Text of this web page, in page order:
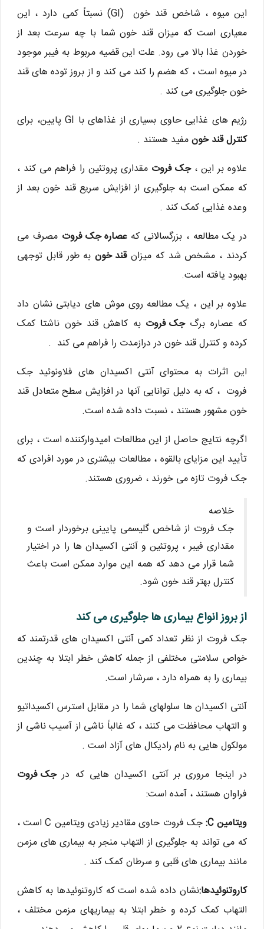
این میوه ، شاخص قند خون (GI) نسبتاً کمی دارد ، این
معیاری است که میزان قند خون شما با چه سرعت بعد از
خوردن غذا بالا می رود. علت این قضیه مربوط به فیبر موجود
در میوه است ، که هضم را کند می کند و از بروز توده های قند
خون جلوگیری می کند .
رژیم های غذایی حاوی بسیاری از غذاهای با GI پایین، برای
کنترل قند خونمفید هستند .
علاوه بر این ،جک فروت مقداری پروتئین را فراهم می کند ،
که ممکن است به جلوگیری از افزایش سریع قند خون بعد از
وعده غذایی کمک کند .
در یک مطالعه ، بزرگسالانی کهعصاره جک فروت مصرف می
کردند ، مشخص شد که میزانقند خونبه طور قابل توجهی
بهبود یافته است.
علاوه بر این ، یک مطالعه روی موش های دیابتی نشان داد
که عصاره برگجک فروت به کاهش قند خون ناشتا کمک
کرده و کنترل قند خون در درازمدت را فراهم می کند .
این اثرات به محتوای آنتی اکسیدان های فلاونوئید جک
فروت ، که به دلیل توانایی آنها در افزایش سطح متعادل قند
خون مشهور هستند ، نسبت داده شده است.
اگرچه نتایج حاصل از این مطالعات امیدوارکننده است ، برای
تأیید این مزایای بالقوه ، مطالعات بیشتری در مورد افرادی که
جک فروت تازه می خورند ، ضروری هستند.
خلاصه
جک فروت از شاخص گلیسمی پایینی برخوردار است و
مقداری فیبر ، پروتئین و آنتی اکسیدان ها را در اختیار
شما قرار می دهد که همه این موارد ممکن است باعث
کنترل بهتر قند خون شود.
از بروز انواع بیماری ها جلوگیری می کند
جک فروت از نظر تعداد کمی آنتی اکسیدان های قدرتمند که
خواص سلامتی مختلفی از جمله کاهش خطر ابتلا به چندین
بیماری را به همراه دارد ، سرشار است.
آنتی اکسیدان ها سلولهای شما را در مقابل استرس اکسیداتیو
و التهاب محافظت می کنند ، که غالباً ناشی از آسیب ناشی از
مولکول هایی به نام رادیکال های آزاد است .
در اینجا مروری بر آنتی اکسیدان هایی که درجک فروت
فراوان هستند ، آمده است:
ویتامین C:
جک فروت حاوی مقادیر زیادی ویتامین C است ،
که می تواند به جلوگیری از التهاب منجر به بیماری های مزمن
مانند بیماری های قلبی و سرطان کمک کند .
کاروتنوئیدها:نشان داده شده است که کاروتنوئیدها به کاهش
التهاب کمک کرده و خطر ابتلا به بیماریهای مزمن مختلف ،